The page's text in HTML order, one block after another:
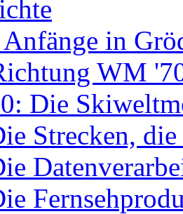
in
WM
Die
Strecken,